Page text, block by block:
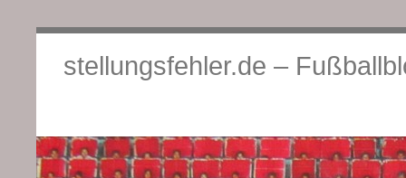
stellungsfehler.de –